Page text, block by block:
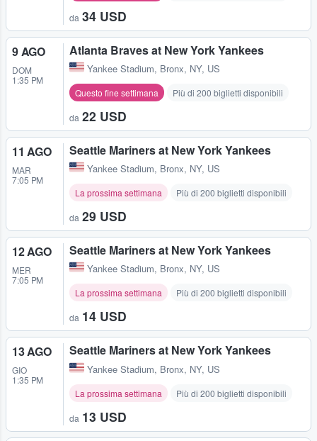
da 34 USD
9 AGO
DOM
1:35 PM
Atlanta Braves at New York Yankees
Yankee Stadium, Bronx, NY, US
Questo fine settimana Più di 200 biglietti disponibili
da 22 USD
11 AGO
MAR
7:05 PM
Seattle Mariners at New York Yankees
Yankee Stadium, Bronx, NY, US
La prossima settimana Più di 200 biglietti disponibili
da 29 USD
12 AGO
MER
7:05 PM
Seattle Mariners at New York Yankees
Yankee Stadium, Bronx, NY, US
La prossima settimana Più di 200 biglietti disponibili
da 14 USD
13 AGO
GIO
1:35 PM
Seattle Mariners at New York Yankees
Yankee Stadium, Bronx, NY, US
La prossima settimana Più di 200 biglietti disponibili
da 13 USD